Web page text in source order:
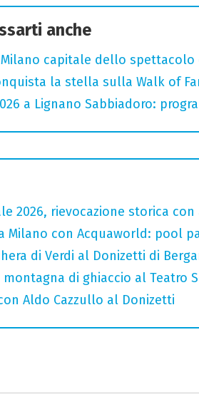
anche
Milano capitale dello
la stella sulla Walk of
a Lignano Sabbiadoro:
2026, rievocazione storica
Milano con Acquaworld: pool
di Verdi al Donizetti di
di ghiaccio al Teatro
Aldo Cazzullo al Donizetti